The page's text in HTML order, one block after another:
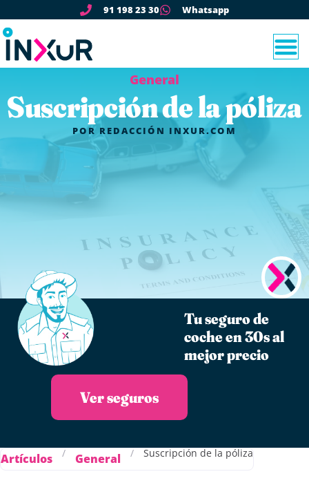
91 198 23 30 Whatsapp
General
Suscripción de la póliza
POR REDACCIÓN INXUR.COM
Tu seguro de
coche en 30s al
mejor precio
Ver seguros
Artículos / General / Suscripción de la póliza